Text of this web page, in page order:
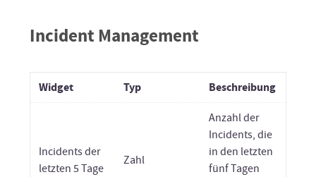
Incident Management
Widget Typ Beschreibung
Incidents der
letzten 5 Tage
Zahl
Anzahl der
Incidents, die
in den letzten
fünf Tagen